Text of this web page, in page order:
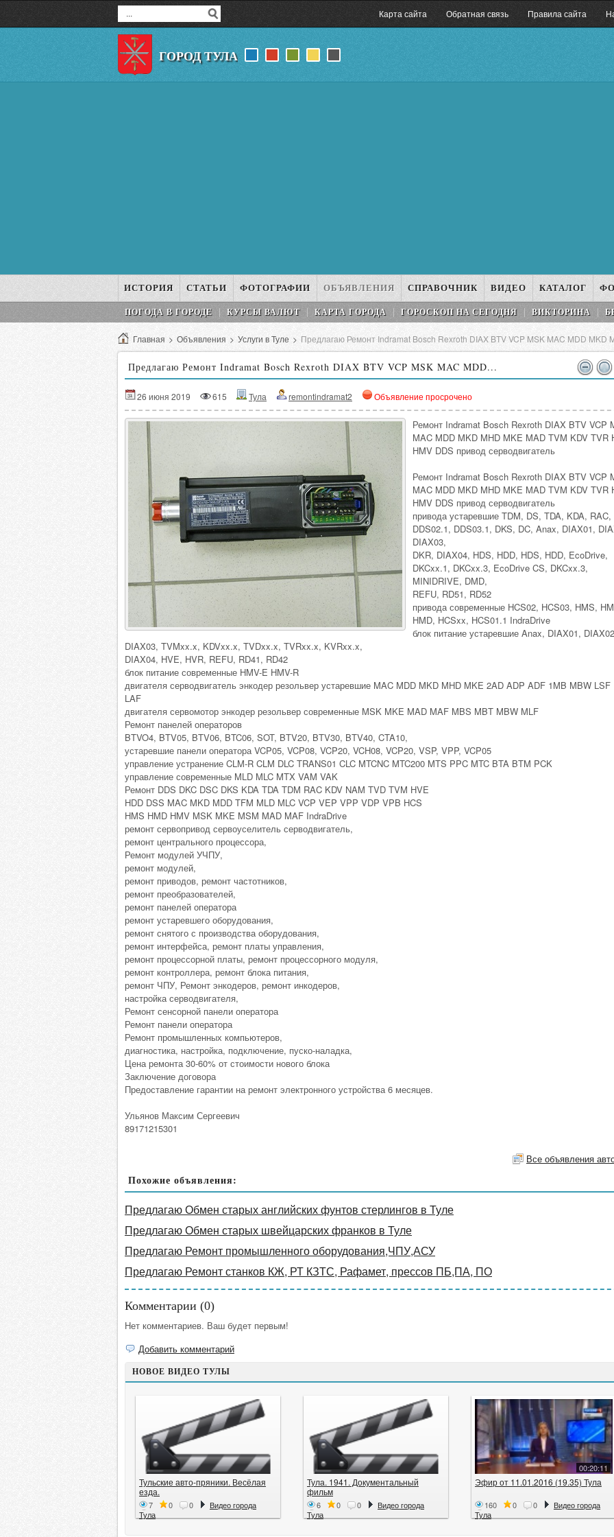
Карта сайта Обратная связь Правила сайта
ГОРОД ТУЛА
ИСТОРИЯ СТАТЬИ ФОТОГРАФИИ ОБЪЯВЛЕНИЯ СПРАВОЧНИК ВИДЕО КАТАЛОГ
ПОГОДА В ГОРОДЕ КУРСЫ ВАЛЮТ КАРТА ГОРОДА ГОРОСКОП НA СEГОДНЯ ВИКТОРИНА
Главная > Объявления > Услуги в Туле > Предлагаю Ремонт Indramat Bosch Rexroth DIAX BTV VCP MSK MAC MDD MKD
Предлагаю Ремонт Indramat Bosch Rexroth DIAX BTV VCP MSK MAC MDD...
26 июня 2019 615 Тула remontindramat2 Объявление просрочено
Ремонт Indramat Bosch Rexroth DIAX BTV VCP
MAC MDD MKD MHD MKE MAD TVM KDV TVR
HMV DDS привод серводвигатель
Ремонт Indramat Bosch Rexroth DIAX BTV VCP
MAC MDD MKD MHD MKE MAD TVM KDV TVR
HMV DDS привод серводвигатель
привода устаревшие TDM, DS, TDA, KDA, RAC,
DDS02.1, DDS03.1, DKS, DC, Anax, DIAX01,
DIAX03,
DKR, DIAX04, HDS, HDD, HDS, HDD, EcoDrive,
DKCxx.1, DKCxx.3, EcoDrive CS, DKCxx.3,
MINIDRIVE, DMD,
REFU, RD51, RD52
привода современные HCS02, HCS03, HMS,
HMD, HCSxx, HCS01.1 IndraDrive
блок питание устаревшие Anax, DIAX01,
DIAX03, TVMxx.x, KDVxx.x, TVDxx.x, TVRxx.x, KVRxx.x,
DIAX04, HVE, HVR, REFU, RD41, RD42
блок питание современные HMV-E HMV-R
двигателя серводвигатель энкодер резольвер устаревшие MAC MDD MKD MHD MKE 2AD ADP ADF 1MB MBW LSF
LAF
двигателя сервомотор энкодер резольвер современные MSK MKE MAD MAF MBS MBT MBW MLF
Ремонт панелей операторов
BTVO4, BTV05, BTV06, BTC06, SOT, BTV20, BTV30, BTV40, CTA10,
устаревшие панели оператора VCP05, VCP08, VCP20, VCH08, VCP20, VSP, VPP, VCP05
управление устранение CLM-R CLM DLC TRANS01 CLC MTCNC MTC200 MTS PPC MTC BTA BTM PCK
управление современные MLD MLC MTX VAM VAK
Ремонт DDS DKC DSC DKS KDA TDA TDM RAC KDV NAM TVD TVM HVE
HDD DSS MAC MKD MDD TFM MLD MLC VCP VEP VPP VDP VPB HCS
HMS HMD HMV MSK MKE MSM MAD MAF IndraDrive
ремонт сервопривод сервоуселитель серводвигатель,
ремонт центрального процессора,
Ремонт модулей УЧПУ,
ремонт модулей,
ремонт приводов, ремонт частотников,
ремонт преобразователей,
ремонт панелей оператора
ремонт устаревшего оборудования,
ремонт снятого с производства оборудования,
ремонт интерфейса, ремонт платы управления,
ремонт процессорной платы, ремонт процессорного модуля,
ремонт контроллера, ремонт блока питания,
ремонт ЧПУ, Ремонт энкодеров, ремонт инкодеров,
настройка серводвигателя,
Ремонт сенсорной панели оператора
Ремонт панели оператора
Ремонт промышленных компьютеров,
диагностика, настройка, подключение, пуско-наладка,
Цена ремонта 30-60% от стоимости нового блока
Заключение договора
Предоставление гарантии на ремонт электронного устройства 6 месяцев.
Ульянов Максим Сергеевич
89171215301
Все объявления
Похожие объявления:
Предлагаю Обмен старых английских фунтов стерлингов в Туле
Предлагаю Обмен старых швейцарских франков в Туле
Предлагаю Ремонт промышленного оборудования,ЧПУ,АСУ
Предлагаю Ремонт станков КЖ, РТ КЗТС, Рафамет, прессов ПБ,ПА, ПО
Комментарии (0)
Нет комментариев. Ваш будет первым!
Добавить комментарий
НОВОЕ ВИДЕО ТУЛЫ
Тульские авто-пряники. Весёлая
езда.
7 0 0
Видео города
Тула
Тула. 1941. Документальный
фильм
6 0 0
Видео города
Тула
00:20:11
Эфир от 11.01.2016 (19.35) Тула
160 0 0
Видео города
Тула